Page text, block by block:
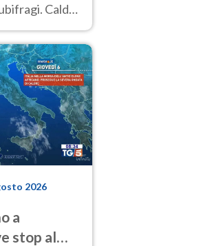
Caldo
2026
a
stop al